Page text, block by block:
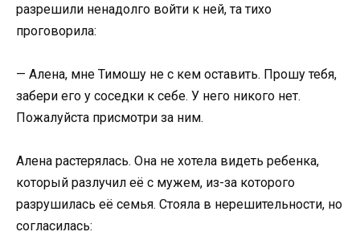
разрешили ненадолго войти к ней, та тихо
проговорила:
— Алена, мне Тимошу не с кем оставить. Прошу тебя,
забери его у соседки к себе. У него никого нет.
Пожалуйста присмотри за ним.
Алена растерялась. Она не хотела видеть ребенка,
который разлучил её с мужем, из-за которого
разрушилась её семья. Стояла в нерешительности, но
согласилась: